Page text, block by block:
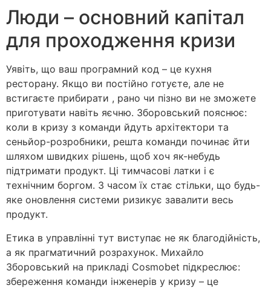
Люди – основний капітал
для проходження кризи
Уявіть, що ваш програмний код – це кухня
ресторану. Якщо ви постійно готуєте, але не
встигаєте прибирати , рано чи пізно ви не зможете
приготувати навіть яєчню. Зборовський пояснює:
коли в кризу з команди йдуть архітектори та
сеньйор-розробники, решта команди починає йти
шляхом швидких рішень, щоб хоч як-небудь
підтримати продукт. Ці тимчасові латки і є
технічним боргом. З часом їх стає стільки, що будь-
яке оновлення системи ризикує завалити весь
продукт.
Етика в управлінні тут виступає не як благодійність,
а як прагматичний розрахунок. Михайло
Зборовський на прикладі Cosmobet підкреслює:
збереження команди інженерів у кризу – це